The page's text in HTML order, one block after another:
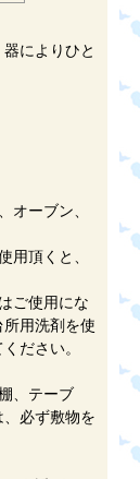
によりひと
オーブン、
用頂くと、
ご使用にな
用洗剤を使
ださい。
、テーブ
必ず敷物を